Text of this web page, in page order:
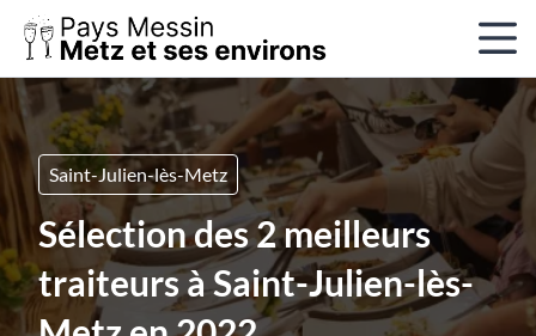
Saint-Julien-lès-Metz
Sélection des 2 meilleurs
traiteurs à Saint-Julien-lès-